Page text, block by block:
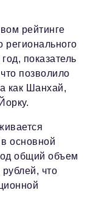
рейтинге
регионального
показатель
позволило
как Шанхай,
основной
общий объем
что